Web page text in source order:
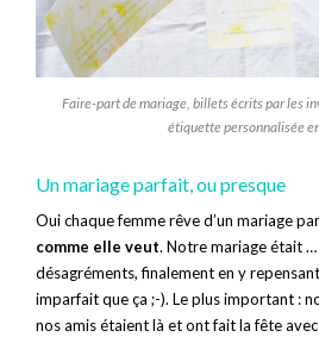
Faire-part de mariage, billets écrits par les
étiquette personnalisée
Un mariage parfait, ou presque
Oui chaque femme rêve d’un mariage
comme elle veut. Notre mariage était
désagréments, finalement en y
imparfait que ça ;-). Le plus important :
nos amis étaient là et ont fait la fête